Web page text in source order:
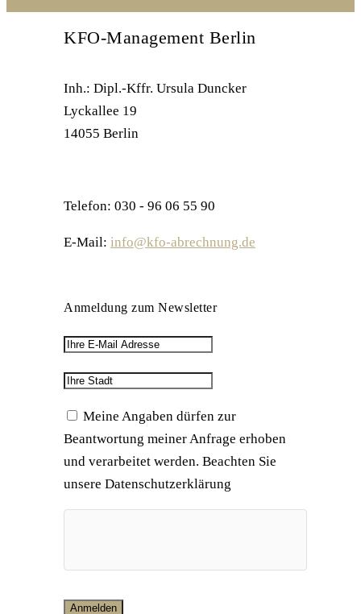
KFO-Management Berlin
Inh.: Dipl.-Kffr. Ursula Duncker
Lyckallee 19
14055 Berlin
Telefon: 030 - 96 06 55 90
E-Mail: info@kfo-abrechnung.de
Anmeldung zum Newsletter
Meine Angaben dürfen zur
Beantwortung meiner Anfrage erhoben
und verarbeitet werden. Beachten Sie
unsere Datenschutzerklärung